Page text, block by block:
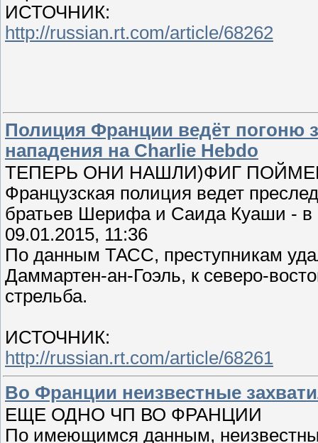
ИСТОЧНИК:
http://russian.rt.com/article/68262
Полиция Франции ведёт погоню
нападения на Charlie Hebdo
ТЕПЕРЬ ОНИ НАШЛИ)ФИГ
Французская полиция ведет
братьев Шерифа и Саида Куаши - в
09.01.2015, 11:36
По данным ТАСС, преступникам
Даммартен-ан-Гоэль, к северо-
стрельба.
ИСТОЧНИК:
http://russian.rt.com/article/68261
​Во Франции неизвестные
ЕЩЕ ОДНО ЧП ВО ФРАНЦИИ
По имеющимся данным,